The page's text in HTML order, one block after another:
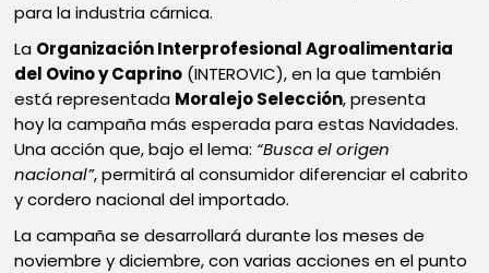
para la industria cárnica.
La Organización Interprofesional Agroalimentaria
del Ovino y Caprino (INTEROVIC), en la que también
está representada Moralejo Selección, presenta
hoy la campaña más esperada para estas Navidades.
Una acción que, bajo el lema: “Busca el origen
nacional”, permitirá al consumidor diferenciar el cabrito
y cordero nacional del importado.
La campaña se desarrollará durante los meses de
noviembre y diciembre, con varias acciones en el punto